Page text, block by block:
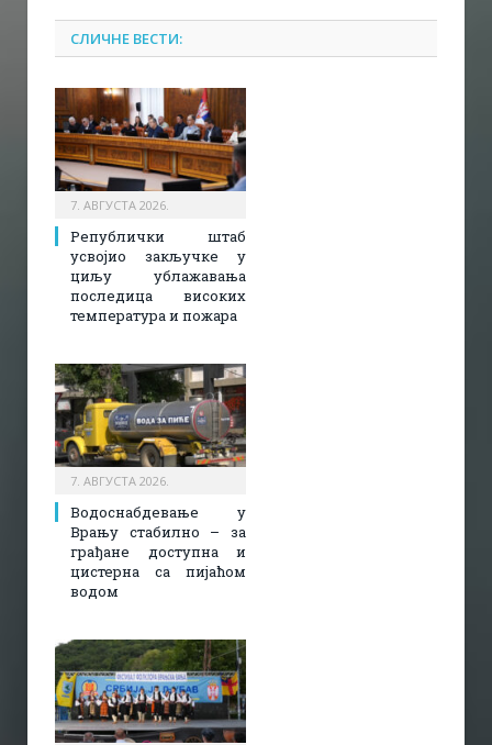
СЛИЧНЕ ВЕСТИ:
7. АВГУСТА 2026.
Републички штаб
усвојио закључке у
циљу ублажавања
последица високих
температура и пожара​
7. АВГУСТА 2026.
Водоснабдевање у
Врању стабилно – за
грађане доступна и
цистерна са пијаћом
водом